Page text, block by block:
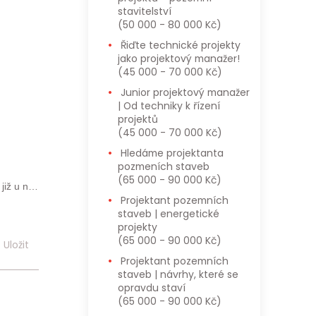
u nás
pro ně
Uložit
stavitelství
(50 000 - 80 000 Kč)
jako projektový manažer!
(45 000 - 70 000 Kč)
| Od techniky k řízení
projektů
(45 000 - 70 000 Kč)
pozmeních staveb
(65 000 - 90 000 Kč)
staveb | energetické
projekty
(65 000 - 90 000 Kč)
staveb | návrhy, které se
opravdu staví
(65 000 - 90 000 Kč)